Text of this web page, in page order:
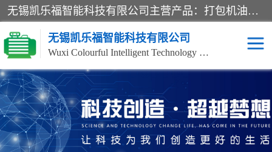
无锡凯乐福智能科技有限公司主营产品：打包机油泵、风冷式油冷却器、液压阀、液压泵、冷却器、过滤器及气动元器件。公司主导生产齿轮泵、齿轮马达、液压阀等产品。共计100多个系列、3000余种规格。覆盖了液压系统的动力元件、控制元件和执行元件，具备较强的成套供货、服务能力。
无锡凯乐福智能科技有限公司
Wuxi Colourful Intelligent Technology Co., Ltd
齿轮泵 机床冷却泵
风冷式油冷却器 叶片泵